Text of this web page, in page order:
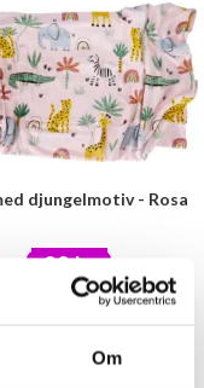
Om
djungelmotiv - Rosa
99 kr